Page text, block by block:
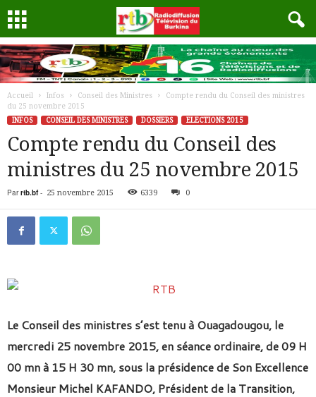
Accueil Infos Conseil des Ministres
Compte rendu du Conseil des ministres
du 25 novembre 2015
INFOS
CONSEIL DES MINISTRES DOSSIERS ELECTIONS 2015
Compte rendu du Conseil des
ministres du 25 novembre 2015
Par rtb.bf- 25 novembre 2015 6339 0
Le Conseil des ministres s’est tenu à Ouagadougou, le
mercredi 25 novembre 2015, en séance ordinaire, de 09 H
00 mn à 15 H 30 mn, sous la présidence de Son Excellence
Monsieur Michel KAFANDO, Président de la Transition,